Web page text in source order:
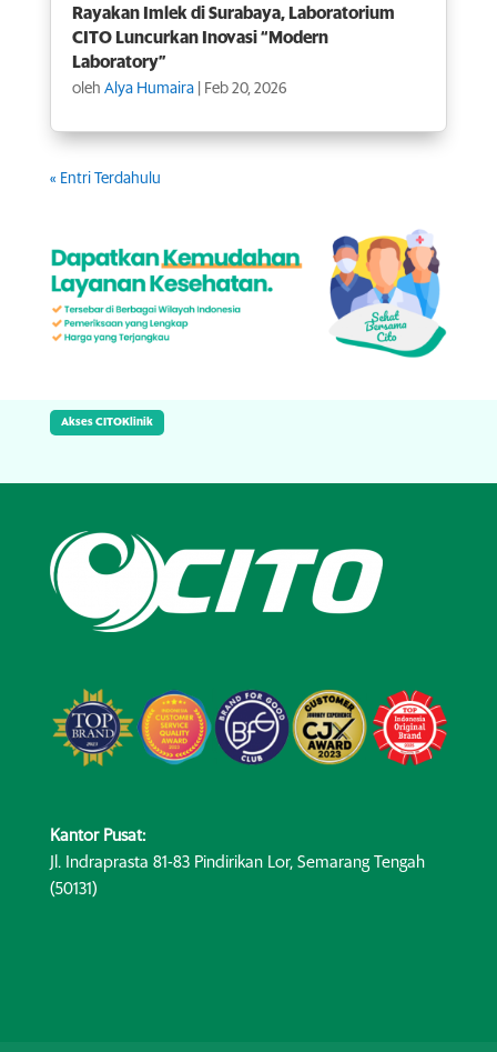
Rayakan Imlek di Surabaya, Laboratorium
CITO Luncurkan Inovasi “Modern
Laboratory”
oleh Alya Humaira| Feb 20, 2026
« Entri Terdahulu
Akses CITOKlinik
Kantor Pusat:
Jl. Indraprasta 81-83 Pindirikan Lor, Semarang Tengah
(50131)